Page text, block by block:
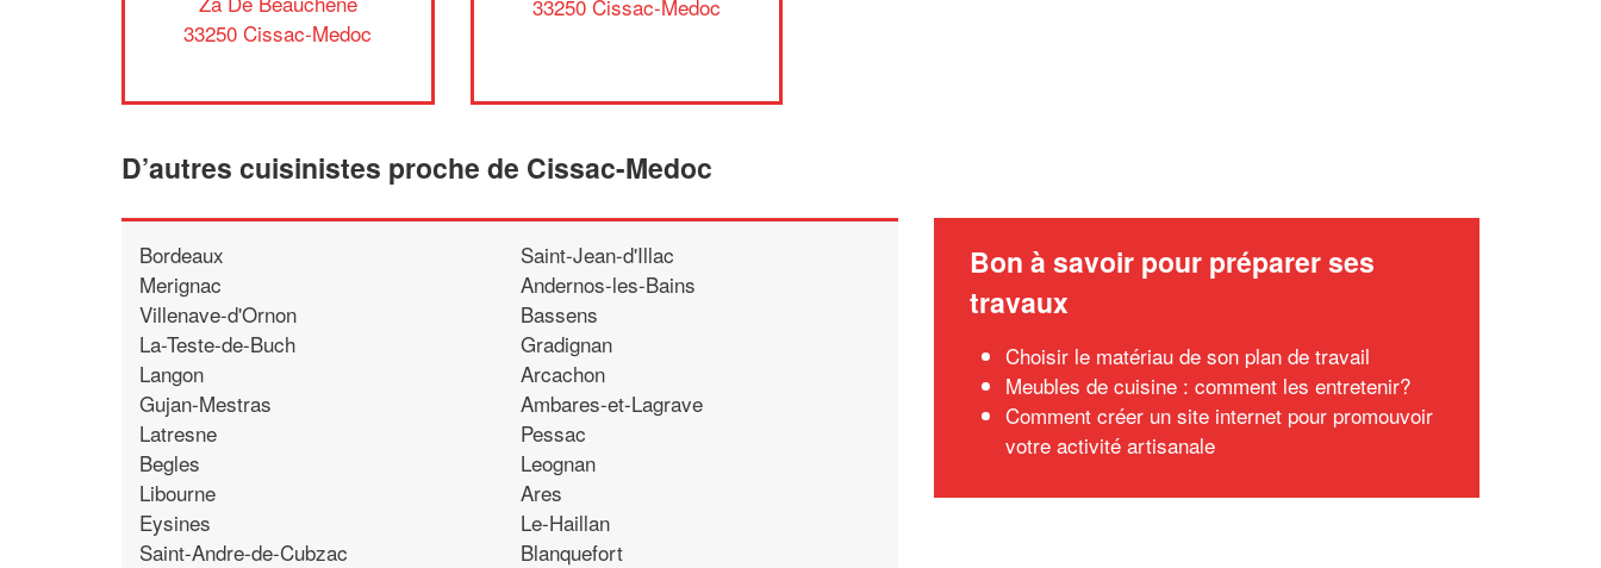
33250 Cissac-Medoc
33250 Cissac-Medoc
D’autres cuisinistes proche de Cissac-Medoc
Bordeaux
Merignac
Villenave-d'Ornon
La-Teste-de-Buch
Langon
Gujan-Mestras
Latresne
Begles
Libourne
Eysines
Saint-Andre-de-Cubzac
Saint-Jean-d'Illac
Andernos-les-Bains
Bassens
Gradignan
Arcachon
Ambares-et-Lagrave
Pessac
Leognan
Ares
Le-Haillan
Blanquefort
Bon à savoir pour préparer ses
travaux
Choisir le matériau de son plan de travail
Meubles de cuisine : comment les entretenir?
Comment créer un site internet pour promouvoir
votre activité artisanale